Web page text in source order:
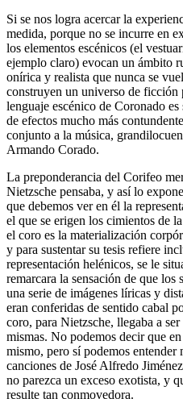
Si se nos logra acercar la
medida, porque no se incurre en
los elementos escénicos (el
ejemplo claro) evocan un ámbito
onírica y realista que nunca se
construyen un universo de
lenguaje escénico de Coronado
de efectos mucho más
conjunto a la música,
Armando Corado.
La preponderancia del Corifeo
Nietzsche pensaba, y así lo
que debemos ver en él la
el que se erigen los cimientos de
el coro es la materialización
y para sustentar su tesis refiere
representación helénicos, se le
remarcara la sensación de que los
una serie de imágenes líricas y
eran conferidas de sentido cabal
coro, para Nietzsche, llegaba a
mismas. No podemos decir que
mismo, pero sí podemos
canciones de José Alfredo
no parezca un exceso exotista, y
resulte tan conmovedora.